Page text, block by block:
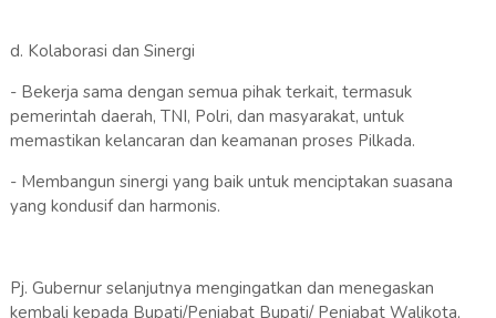
d. Kolaborasi dan Sinergi
- Bekerja sama dengan semua pihak terkait, termasuk
pemerintah daerah, TNI, Polri, dan masyarakat, untuk
memastikan kelancaran dan keamanan proses Pilkada.
- Membangun sinergi yang baik untuk menciptakan suasana
yang kondusif dan harmonis.
Pj. Gubernur selanjutnya mengingatkan dan menegaskan
kembali kepada Bupati/Penjabat Bupati/ Penjabat Walikota,